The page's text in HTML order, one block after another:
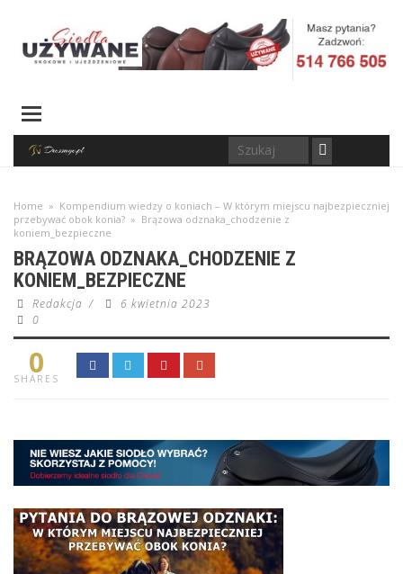
Home » Kompendium wiedzy o koniach – W którym miejscu najbezpieczniej
przebywać obok konia? » Brązowa odznaka_chodzenie z
koniem_bezpieczne
BRĄZOWA ODZNAKA_CHODZENIE Z
KONIEM_BEZPIECZNE
Redakcja /
6 kwietnia 2023
0
0
SHARES